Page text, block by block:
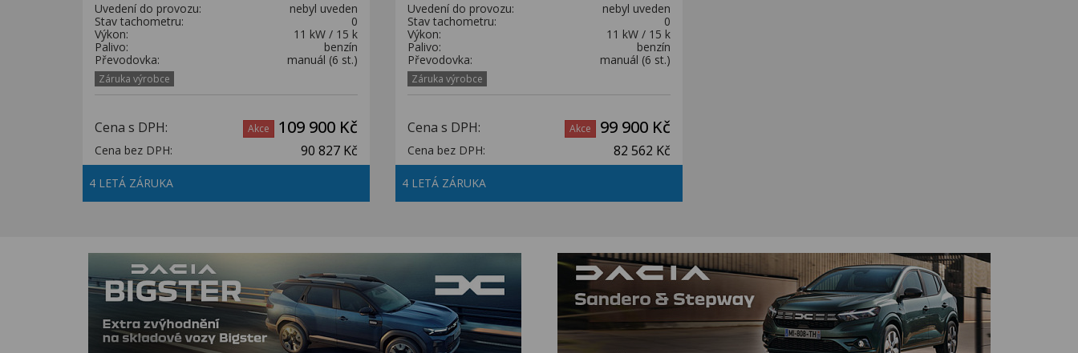
Uvedení do provozu:
nebyl uveden
Stav tachometru:
0
Výkon:
11 kW / 15 k
Palivo:
benzín
Převodovka:
manuál (6 st.)
Záruka výrobce
Cena s DPH: Akce 109 900 Kč
Cena bez DPH: 90 827 Kč
4 LETÁ ZÁRUKA
Uvedení do provozu:
nebyl uveden
Stav tachometru:
0
Výkon:
11 kW / 15 k
Palivo:
benzín
Převodovka:
manuál (6 st.)
Záruka výrobce
Cena s DPH: Akce 99 900 Kč
Cena bez DPH: 82 562 Kč
4 LETÁ ZÁRUKA